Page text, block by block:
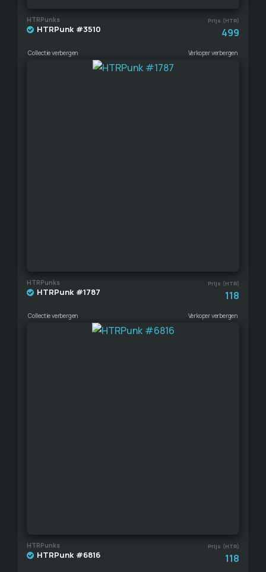
HTRPunks Prijs (HTR)
HTRPunk #3510 499
Collectie verbergen Verkoper verbergen
HTRPunks Prijs (HTR)
HTRPunk #1787 118
Collectie verbergen Verkoper verbergen
HTRPunks Prijs (HTR)
HTRPunk #6816 118